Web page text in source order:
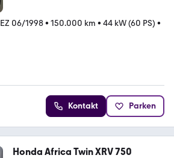
EZ 06/1998• 150.000 km • 44 kW (60 PS) •
Kontakt Parken
Honda Africa Twin XRV 750